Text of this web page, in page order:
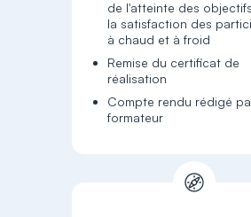
de l'atteinte des
la satisfaction des
à chaud et à froid
Remise du certificat de
réalisation
Compte rendu rédigé
formateur